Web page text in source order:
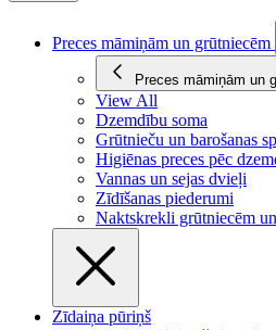
Preces māmiņām un grūtniecēm
Preces māmiņām un
View All
Dzemdību soma
Grūtnieču un barošanas
Higiēnas preces pēc
Vannas un sejas dvieļi
Zīdīšanas piederumi
Naktskrekli grūtniecēm
Zīdaiņa pūriņš